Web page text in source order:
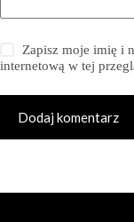
Zapisz moje imię i
internetową w tej
Dodaj komentarz